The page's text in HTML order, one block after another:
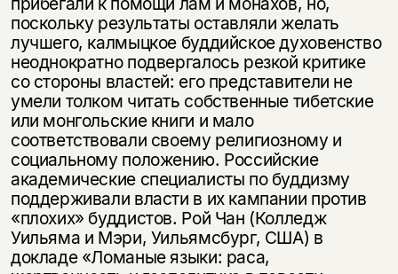
поскольку результаты оставляли желать
лучшего, калмыцкое буддийское духовенство
неоднократно подвергалось резкой критике
со стороны властей: его представители не
умели толком читать собственные тибетские
или монгольские книги и мало
соответствовали своему религиозному и
социальному положению. Российские
академические специалисты по буддизму
поддерживали власти в их кампании против
«плохих» буддистов. Рой Чан (Колледж
Уильяма и Мэри, Уильямсбург, США) в
докладе «Ломаные языки: раса,